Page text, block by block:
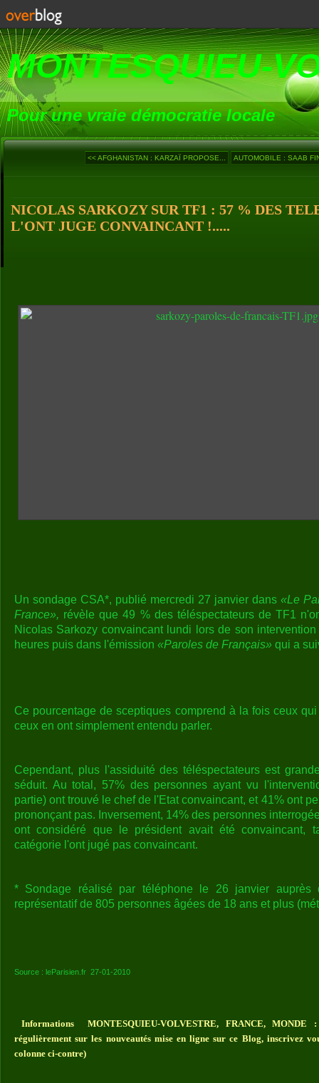
MONTESQUIEU-
Pour une vraie démocratie locale
<< AFGHANISTAN : KARZAÏ PROPOSE... AUTOMOBILE : SAAB
NICOLAS SARKOZY SUR TF1 : 57 % DES
L'ONT JUGE CONVAINCANT !.....
Un sondage CSA*, publié mercredi 27 janvier dans «Le
France», révèle que 49 % des téléspectateurs de TF1
Nicolas Sarkozy convaincant lundi lors de son
heures puis dans l'émission «Paroles de Français» qui a
Ce pourcentage de sceptiques comprend à la fois ceux
ceux en ont simplement entendu parler.
Cependant, plus l'assiduité des téléspectateurs est
séduit. Au total, 57% des personnes ayant vu
partie) ont trouvé le chef de l'Etat convaincant, et 41% ont
prononçant pas. Inversement, 14% des personnes
ont considéré que le président avait été convaincant,
catégorie l'ont jugé pas convaincant.
* Sondage réalisé par téléphone le 26 janvier auprès
représentatif de 805 personnes âgées de 18 ans et plus
Source : leParisien.fr 27-01-2010
Informations MONTESQUIEU-VOLVESTRE, FRANCE, MONDE
régulièrement sur les nouveautés mise en ligne sur ce Blog, inscrivez
colonne ci-contre)